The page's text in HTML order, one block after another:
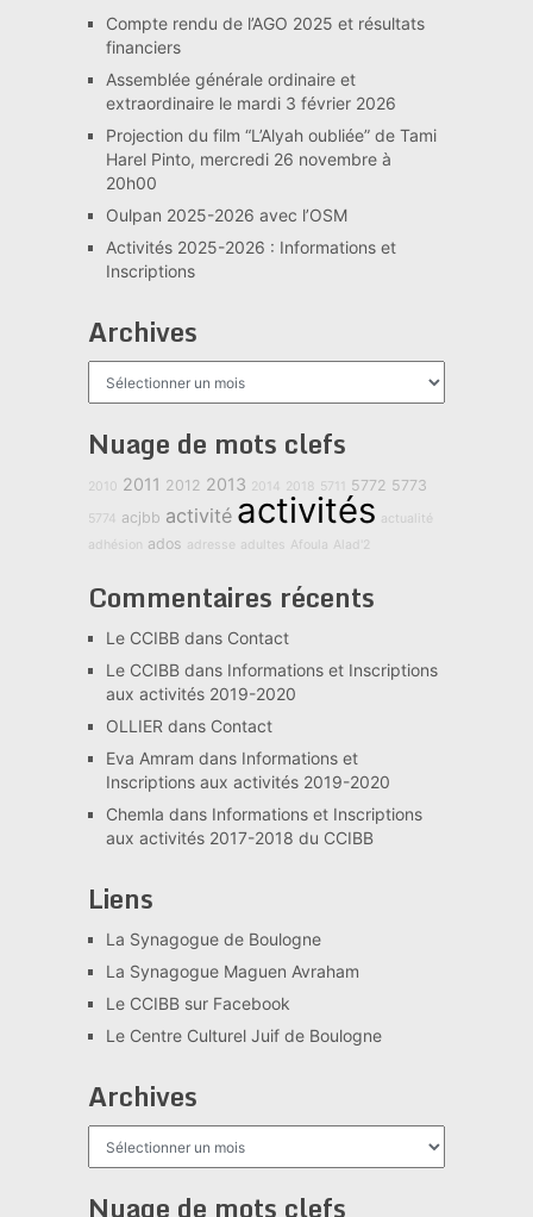
Compte rendu de l’AGO 2025 et résultats
financiers
Assemblée générale ordinaire et
extraordinaire le mardi 3 février 2026
Projection du film “L’Alyah oubliée” de Tami
Harel Pinto, mercredi 26 novembre à
20h00
Oulpan 2025-2026 avec l’OSM
Activités 2025-2026 : Informations et
Inscriptions
Archives
Nuage de mots clefs
2010 2011 2012 2013 2014 2018 5711 5772 5773
5774 acjbb activité activités actualité
adhésion ados adresse adultes Afoula Alad'2
Commentaires récents
Le CCIBBdans Contact
Le CCIBBdans Informations et Inscriptions
aux activités 2019-2020
OLLIER dans Contact
Eva Amram dans Informations et
Inscriptions aux activités 2019-2020
Chemla dans Informations et Inscriptions
aux activités 2017-2018 du CCIBB
Liens
La Synagogue de Boulogne
La Synagogue Maguen Avraham
Le CCIBB sur Facebook
Le Centre Culturel Juif de Boulogne
Archives
Nuage de mots clefs